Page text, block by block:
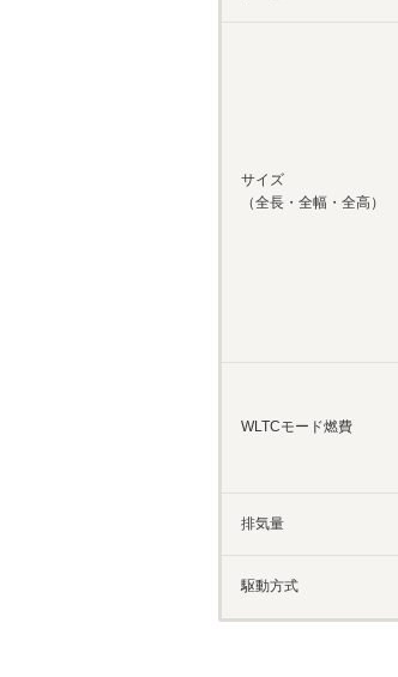
サイズ
（全長・全幅・全高）
WLTCモード燃費
排気量
駆動方式